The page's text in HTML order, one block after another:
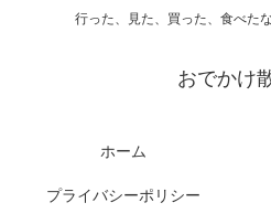
行った、見た、買った、食べた
おでかけ
ホーム
プライバシーポリシー